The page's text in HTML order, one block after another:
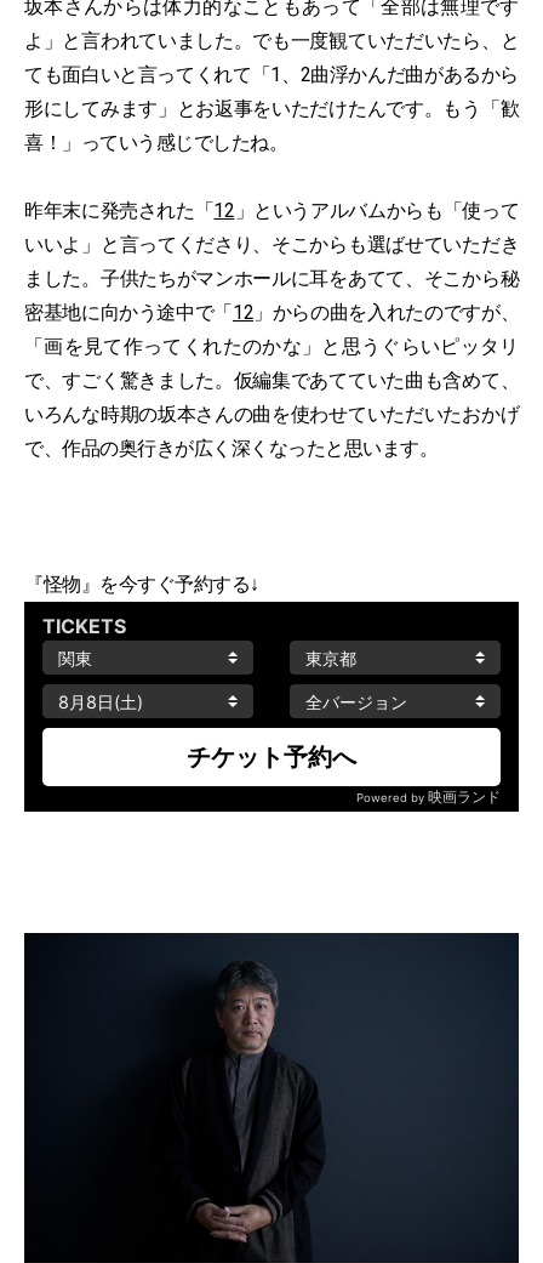
坂本さんからは体力的なこともあって「全部は無理です
よ」と言われていました。でも一度観ていただいたら、と
ても面白いと言ってくれて「1、2曲浮かんだ曲があるから
形にしてみます」とお返事をいただけたんです。もう「歓
喜！」っていう感じでしたね。
昨年末に発売された「12 」というアルバムからも「使って
いいよ」と言ってくださり、そこからも選ばせていただき
ました。子供たちがマンホールに耳をあてて、そこから秘
密基地に向かう途中で「12 」からの曲を入れたのですが、
「画を見て作ってくれたのかな」と思うぐらいピッタリ
で、すごく驚きました。仮編集であてていた曲も含めて、
いろんな時期の坂本さんの曲を使わせていただいたおかげ
で、作品の奥行きが広く深くなったと思います。
『怪物』を今すぐ予約する↓